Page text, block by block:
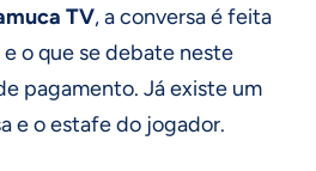
TV, a conversa é feita
o que se debate neste
pagamento. Já existe um
e o estafe do jogador.